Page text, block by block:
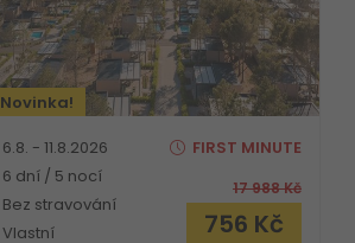
Novinka!
6.8. - 11.8.2026
6 dní / 5 nocí
Bez stravování
Vlastní
FIRST MINUTE
17 988Kč
756 Kč